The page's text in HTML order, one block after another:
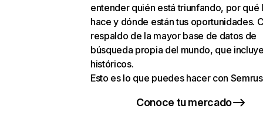
entender quién está triunfando, por qué
hace y dónde están tus oportunidades.
respaldo de la mayor base de datos de
búsqueda propia del mundo, que
históricos.
Esto es lo que puedes hacer con
Conoce tu mercado